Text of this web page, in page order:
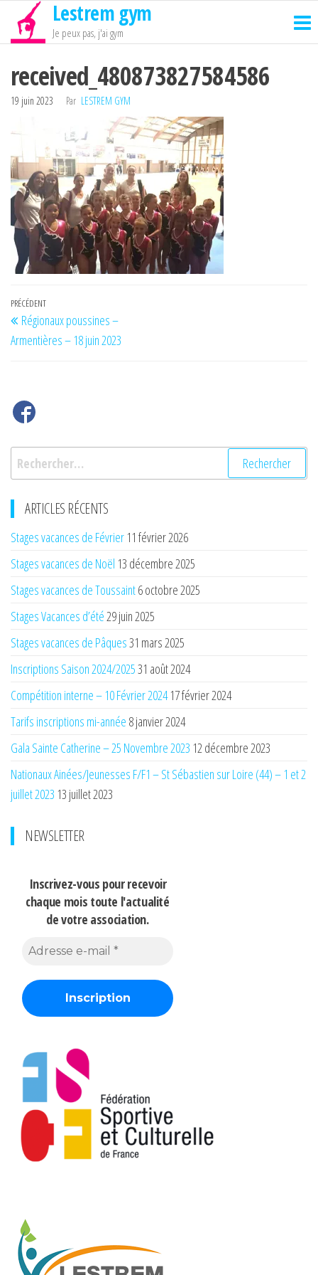
Passer
contenu
Lestrem gym
Je peux pas, j'ai gym
received_480873827584586
19 juin 2023 Par LESTREM GYM
Navigation
de
l’article
Article
précédent
PRÉCÉDENT
Régionaux poussines –
Armentières – 18 juin 2023
Rechercher :
ARTICLES RÉCENTS
Stages vacances de Février 11 février 2026
Stages vacances de Noël 13 décembre 2025
Stages vacances de Toussaint6 octobre 2025
Stages Vacances d’été29 juin 2025
Stages vacances de Pâques31 mars 2025
Inscriptions Saison 2024/202531 août 2024
Compétition interne – 10 Février 2024 17 février 2024
Tarifs inscriptions mi-année 8 janvier 2024
Gala Sainte Catherine – 25 Novembre 2023 12 décembre 2023
Nationaux Ainées/Jeunesses F/F1 – St Sébastien sur Loire (44) – 1 et 2
juillet 2023 13 juillet 2023
NEWSLETTER
Inscrivez-vous pour recevoir
chaque mois toute l'actualité
de votre association.